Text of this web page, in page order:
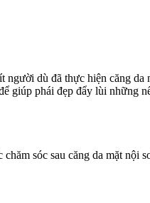
dù đã thực hiện căng
giúp phái đẹp đẩy lùi những
sóc sau căng da mặt nội